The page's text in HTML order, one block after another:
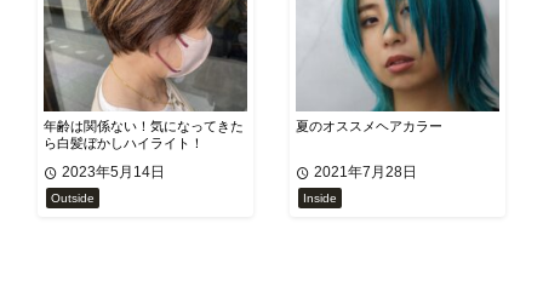
年齢は関係ない！気になってきた
ら白髪ぼかしハイライト！
2023年5月14日
Outside
夏のオススメヘアカラー
2021年7月28日
Inside